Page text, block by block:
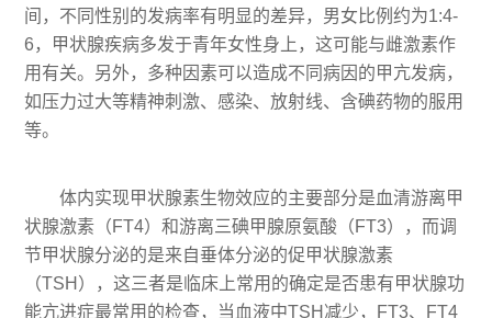
间，不同性别的发病率有明显的差异，男女比例约为1:4-
6，甲状腺疾病多发于青年女性身上，这可能与雌激素作
用有关。另外，多种因素可以造成不同病因的甲亢发病，
如压力过大等精神刺激、感染、放射线、含碘药物的服用
等。
体内实现甲状腺素生物效应的主要部分是血清游离甲
状腺激素（FT4）和游离三碘甲腺原氨酸（FT3），而调
节甲状腺分泌的是来自垂体分泌的促甲状腺激素
（TSH），这三者是临床上常用的确定是否患有甲状腺功
能亢进症最常用的检查，当血液中TSH减少，FT3、FT4